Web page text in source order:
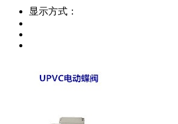
显示方式：